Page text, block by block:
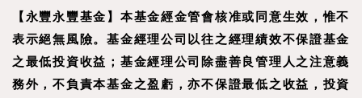
【永豐永豐基金】本基金經金管會核准或同意生效，惟不
表示絕無風險。基金經理公司以往之經理績效不保證基金
之最低投資收益；基金經理公司除盡善良管理人之注意義
務外，不負責本基金之盈虧，亦不保證最低之收益，投資